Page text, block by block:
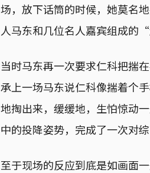
场，放下话筒的时候，她莫名
人马东和几位名人嘉宾组成的
当时马东再一次要求仁科把揣
承上一场马东说仁科像揣着个
地掏出来，缓缓地，生怕惊动
中的投降姿势，完成了一次对
至于现场的反应到底是如画面